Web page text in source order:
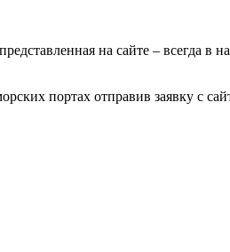
на сайте – всегда в
портах отправив заявку с